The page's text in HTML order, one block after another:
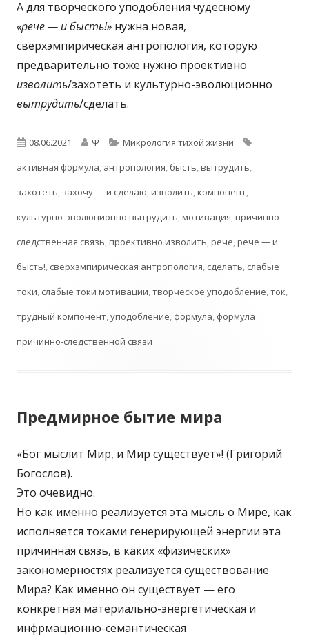
А для творческого уподобления чудесному
«рече — и бысть!» нужна новая,
сверхэмпирическая антропология, которую
предварительно тоже нужно проективно
изволить/захотеть и культурно-эволюционно
вытрудить/сделать.
Опубликовано
08.06.2021 Автор
Ψ Рубрики
Микрология тихой жизни
активная формула, антропология, бысть,вытрудить,
захотеть, захочу — и сделаю,изволить,компонент,
культурно-эволюционно вытрудить,мотивация,причинно-
следственная связь,проективно изволить,рече,рече — и
бысть!, сверхэмпирическая антропология, сделать, слабые
токи, слабые токи мотивации,творческое уподобление,ток,
трудный компонент,уподобление, формула, формула
причинно-следственной связи
Предмирное бытие мира
«Бог мыслит Мир, и Мир существует»! (Григорий
Богослов).
Это очевидно.
Но как именно реализуется эта мысль о Мире, как
исполняется токами генерирующей энергии эта
причинная связь, в каких «физических»
закономерностях реализуется существование
Мира? Как именно он существует — его
конкретная материально-энергетическая и
инфрмационно-семантическая